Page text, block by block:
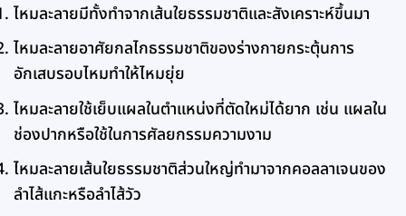
ไหมละลายมีทั้งทำจากเส้นใยธรรมชาติและสังเคราะห์ขึ้นมา
ไหมละลายอาศัยกลไกธรรมชาติของร่างกายกระตุ้นการ
อักเสบรอบไหมทำให้ไหมยุ่ย
ไหมละลายใช้เย็บแผลในตำแหน่งที่ตัดใหม่ได้ยาก เช่น แผลใน
ช่องปากหรือใช้ในการศัลยกรรมความงาม
ไหมละลายเส้นใยธรรมชาติส่วนใหญ่ทำมาจากคอลลาเจนของ
ลำไส้แกะหรือลำไส้วัว